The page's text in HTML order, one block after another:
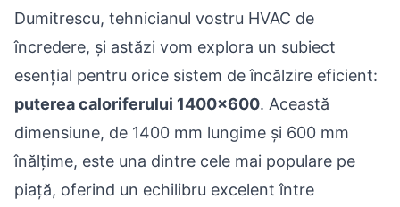
Dumitrescu, tehnicianul vostru HVAC de
încredere, și astăzi vom explora un subiect
esențial pentru orice sistem de încălzire eficient:
puterea caloriferului 1400x600. Această
dimensiune, de 1400 mm lungime și 600 mm
înălțime, este una dintre cele mai populare pe
piață, oferind un echilibru excelent între